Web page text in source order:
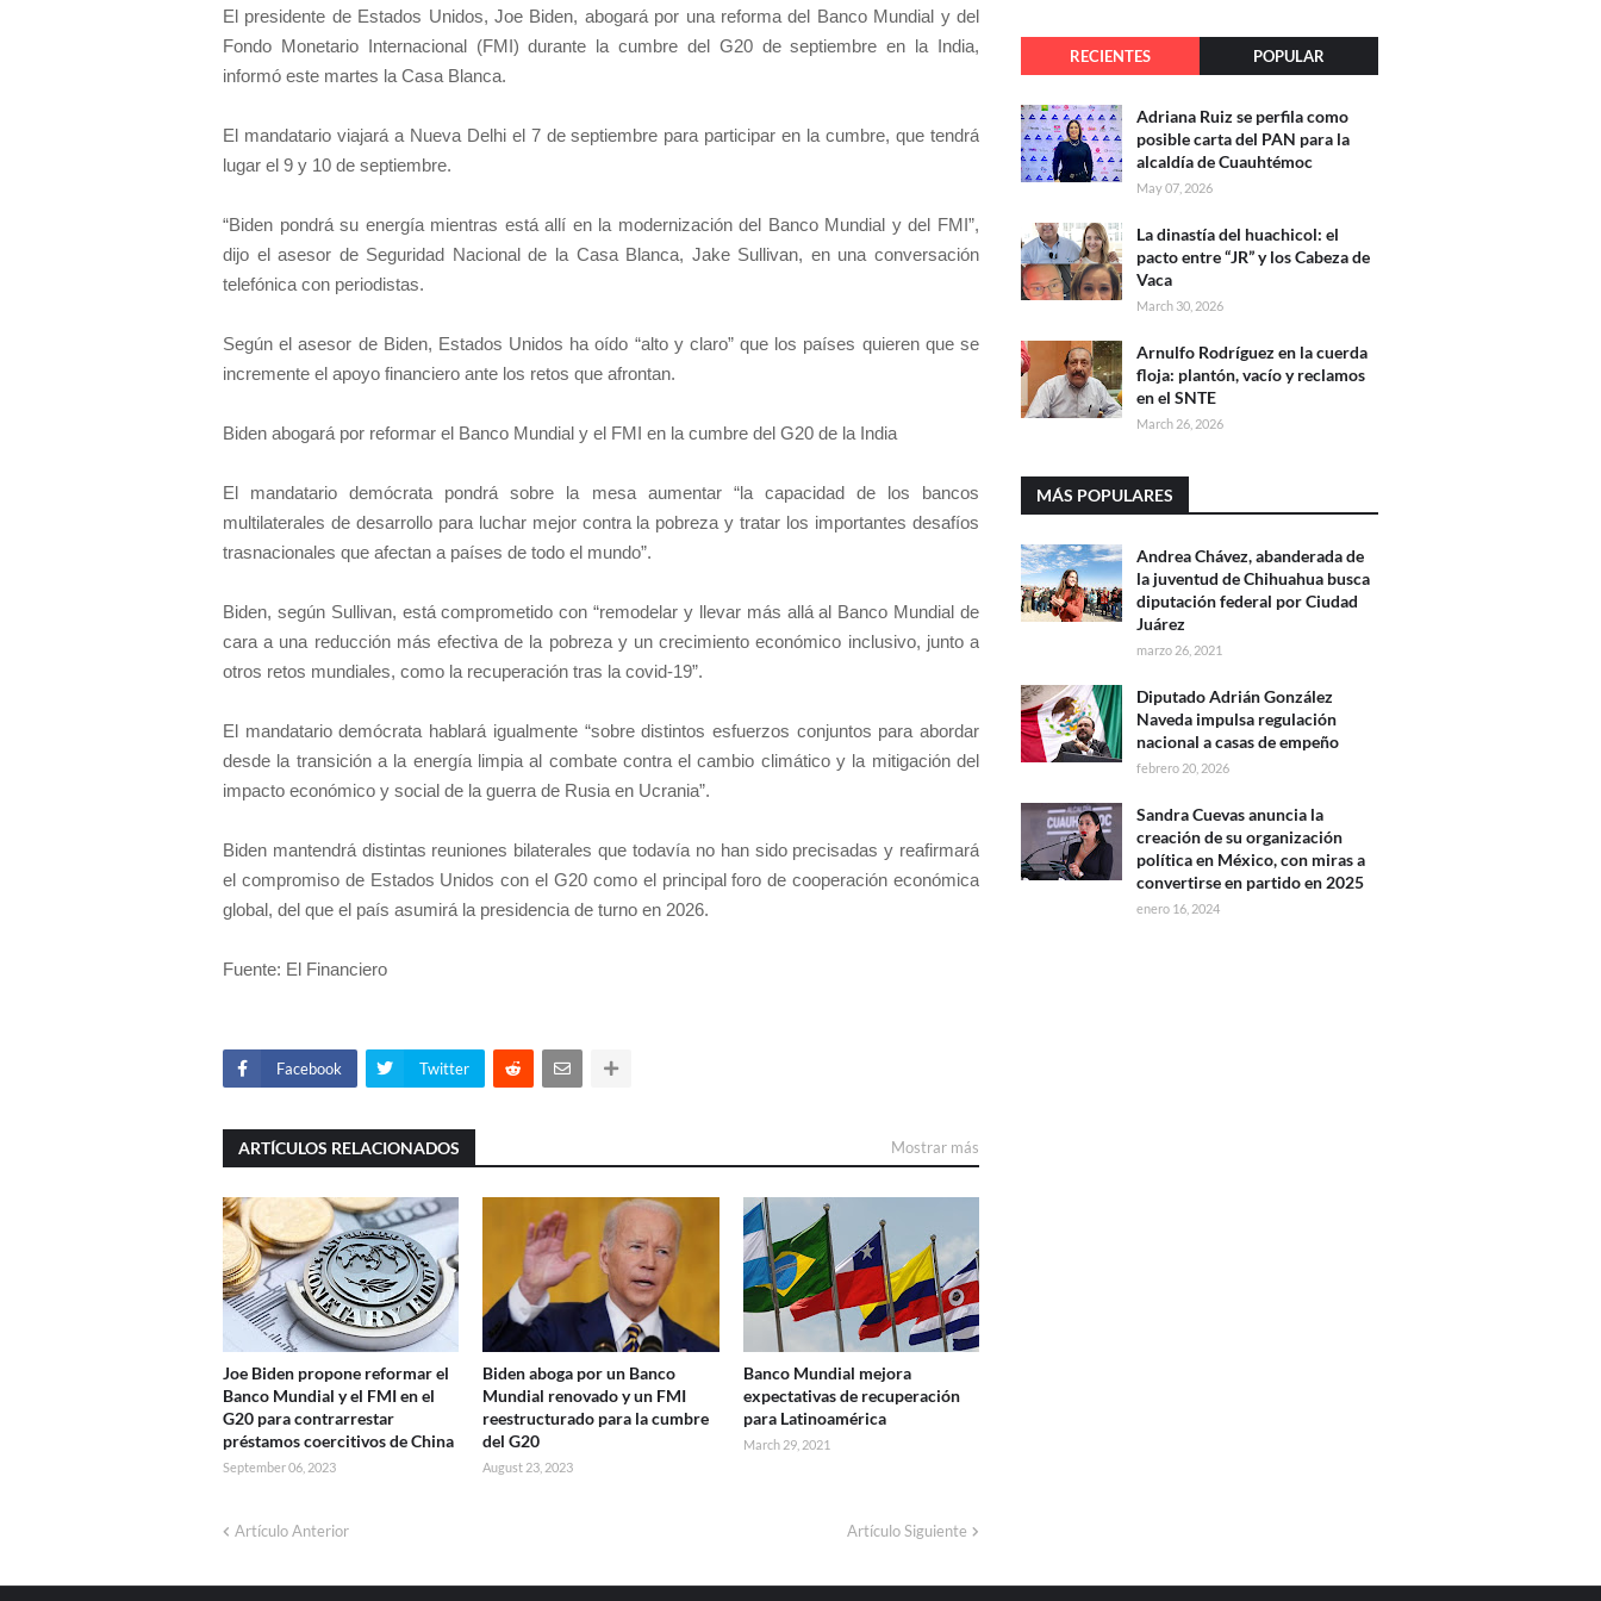
El presidente de Estados Unidos, Joe Biden, abogará por una reforma del Banco Mundial y del
Fondo Monetario Internacional (FMI) durante la cumbre del G20 de septiembre en la India,
informó este martes la Casa Blanca.
El mandatario viajará a Nueva Delhi el 7 de septiembre para participar en la cumbre, que tendrá
lugar el 9 y 10 de septiembre.
“Biden pondrá su energía mientras está allí en la modernización del Banco Mundial y del FMI”,
dijo el asesor de Seguridad Nacional de la Casa Blanca, Jake Sullivan, en una conversación
telefónica con periodistas.
Según el asesor de Biden, Estados Unidos ha oído “alto y claro” que los países quieren que se
incremente el apoyo financiero ante los retos que afrontan.
Biden abogará por reformar el Banco Mundial y el FMI en la cumbre del G20 de la India
El mandatario demócrata pondrá sobre la mesa aumentar “la capacidad de los bancos
multilaterales de desarrollo para luchar mejor contra la pobreza y tratar los importantes desafíos
trasnacionales que afectan a países de todo el mundo”.
Biden, según Sullivan, está comprometido con “remodelar y llevar más allá al Banco Mundial de
cara a una reducción más efectiva de la pobreza y un crecimiento económico inclusivo, junto a
otros retos mundiales, como la recuperación tras la covid-19”.
El mandatario demócrata hablará igualmente “sobre distintos esfuerzos conjuntos para abordar
desde la transición a la energía limpia al combate contra el cambio climático y la mitigación del
impacto económico y social de la guerra de Rusia en Ucrania”.
Biden mantendrá distintas reuniones bilaterales que todavía no han sido precisadas y reafirmará
el compromiso de Estados Unidos con el G20 como el principal foro de cooperación económica
global, del que el país asumirá la presidencia de turno en 2026.
Fuente: El Financiero
Facebook Twitter
ARTÍCULOS RELACIONADOS Mostrar más
Joe Biden propone reformar el
Banco Mundial y el FMI en el
G20 para contrarrestar
préstamos coercitivos de China
September 06, 2023
Biden aboga por un Banco
Mundial renovado y un FMI
reestructurado para la cumbre
del G20
August 23, 2023
Banco Mundial mejora
expectativas de recuperación
para Latinoamérica
March 29, 2021
Artículo Anterior Artículo Siguiente
RECIENTES POPULAR
Adriana Ruiz se perfila como
posible carta del PAN para la
alcaldía de Cuauhtémoc
May 07, 2026
La dinastía del huachicol: el
pacto entre “JR” y los Cabeza de
Vaca
March 30, 2026
Arnulfo Rodríguez en la cuerda
floja: plantón, vacío y reclamos
en el SNTE
March 26, 2026
MÁS POPULARES
Andrea Chávez, abanderada de
la juventud de Chihuahua busca
diputación federal por Ciudad
Juárez
marzo 26, 2021
Diputado Adrián González
Naveda impulsa regulación
nacional a casas de empeño
febrero 20, 2026
Sandra Cuevas anuncia la
creación de su organización
política en México, con miras a
convertirse en partido en 2025
enero 16, 2024